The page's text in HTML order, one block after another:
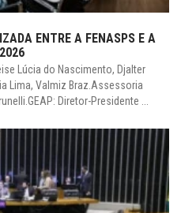
ENTRE A FENASPS E A
Lúcia do Nascimento, Djalter
Lima, Valmiz Braz.Assessoria
Diretor-Presidente ...